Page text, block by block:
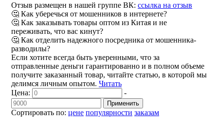
Отзыв размещен в нашей группе ВК: ссылка на отзыв
🤔 Как уберечься от мошенников в интернете?
🤔 Как заказывать товары оптом из Китая и не
переживать, что вас кинут?
🤔 Как отделить надежного посредника от мошенника-
разводилы?
Если хотите всегда быть уверенными, что за
отправленные деньги гарантированно и в полном объеме
получите заказанный товар, читайте статью, в которой мы
делимся личным опытом. Читать
Сортировать по: цене популярности заказам
Цена: -
Применить